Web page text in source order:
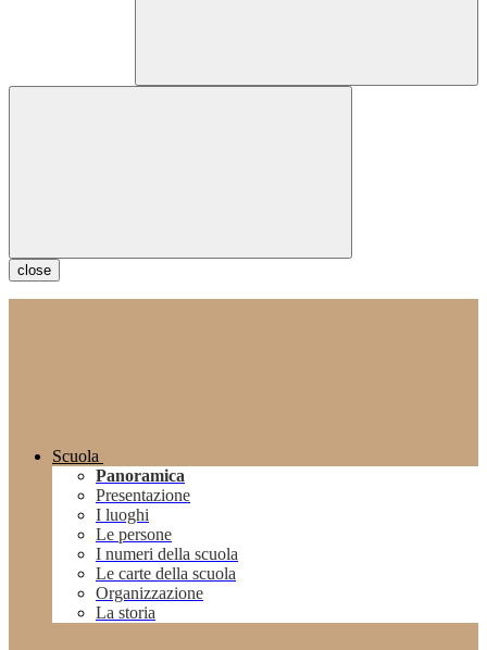
close
Scuola
Panoramica
Presentazione
I luoghi
Le persone
I numeri della scuola
Le carte della scuola
Organizzazione
La storia